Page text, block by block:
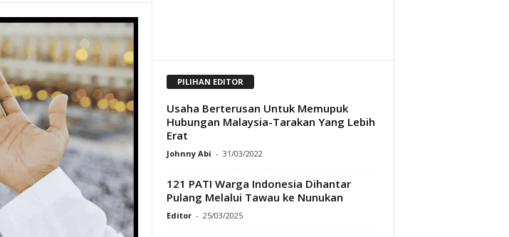
PILIHAN EDITOR
Usaha Berterusan Untuk Memupuk
Hubungan Malaysia-Tarakan Yang Lebih
Erat
Johnny Abi - 31/03/2022
121 PATI Warga Indonesia Dihantar
Pulang Melalui Tawau ke Nunukan
Editor - 25/03/2025